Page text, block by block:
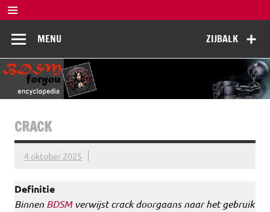
Doorgaan
naar
inhoud
BDSM
Encyclopedia
ZIJBALK
MENU
CRACK
4 oktober 2025
Definitie
Binnen BDSMverwijst crack doorgaans naar het gebruik